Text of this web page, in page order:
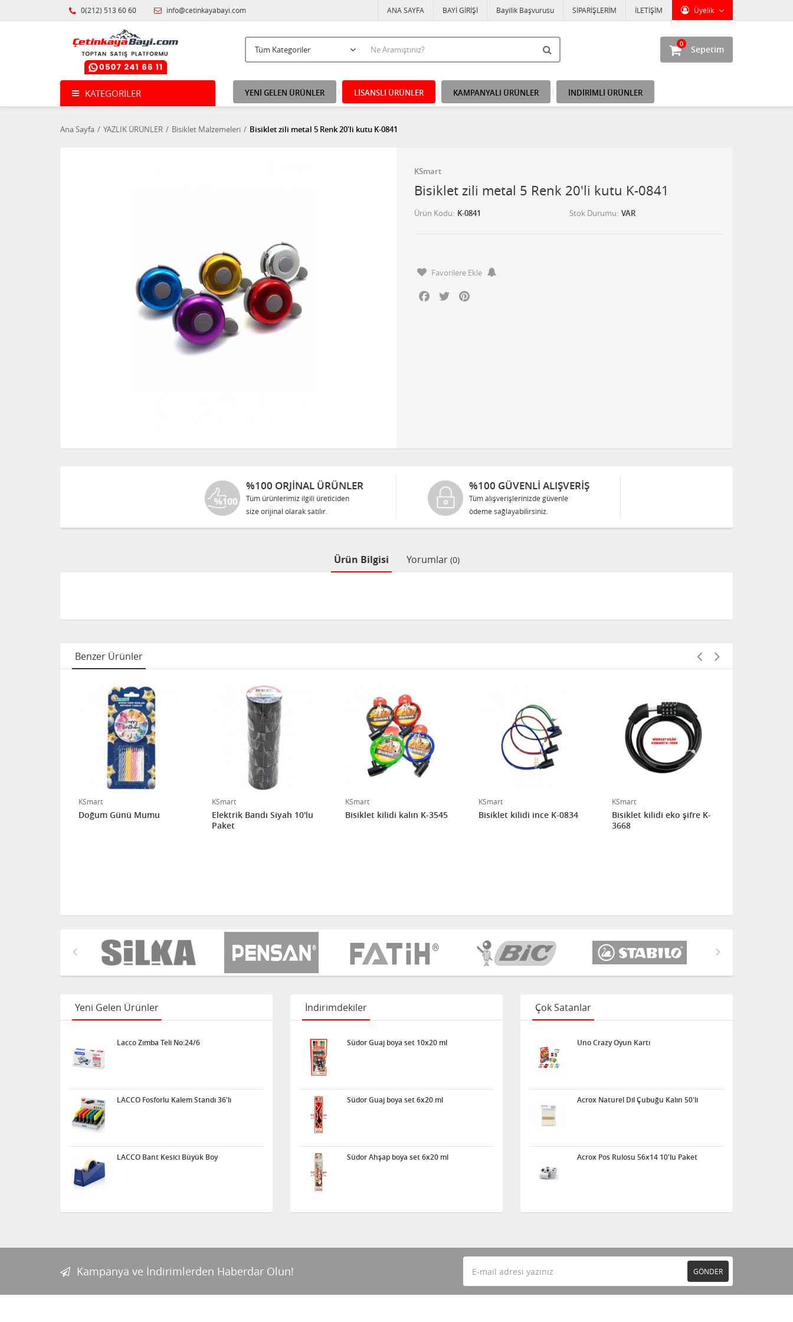
0(212) 513 60 60 info@cetinkayabayi.com Üyelik
ANA SAYFA BAYİ GİRİŞİ Bayilik Başvurusu SİPARİŞLERİM İLETİŞİM
Sepetim
0
KATEGORILER YENİ GELEN ÜRÜNLER LİSANSLI ÜRÜNLER KAMPANYALI ÜRÜNLER İNDİRİMLİ ÜRÜNLER
Ana Sayfa YAZLIK ÜRÜNLER Bisiklet Malzemeleri Bisiklet zili metal 5 Renk 20'li kutu K-0841
KSmart
Bisiklet zili metal 5 Renk 20'li kutu K-0841
Ürün Kodu K-0841 Stok Durumu VAR
Favorilere Ekle
Facebook
Twitter
%100 ORJINAL ÜRÜNLER
Tüm ürünlerimiz ilgili üreticiden
size orijinal olarak satılır.
%100 GÜVENLİ ALIŞVERİŞ
Tüm alışverişlerinizde güvenle
ödeme sağlayabilirsiniz.
Ürün Bilgisi Yorumlar (0)
Benzer Ürünler
KSmart
Doğum Günü Mumu
KSmart
Elektrik Bandı Siyah 10'lu
Paket
KSmart
Bisiklet kilidi kalın K-3545
KSmart
Bisiklet kilidi ince K-0834
KSmart
Bisiklet kilidi eko şifre K-
3668
Yeni Gelen Ürünler
Lacco Zımba Teli No:24/6
LACCO Fosforlu Kalem Standı 36'lı
LACCO Bant Kesici Büyük Boy
İndirimdekiler
Südor Guaj boya set 10x20 ml
Südor Guaj boya set 6x20 ml
Südor Ahşap boya set 6x20 ml
Çok Satanlar
Uno Crazy Oyun Kartı
Acrox Naturel Dil Çubuğu Kalın 50'li
Acrox Pos Rulosu 56x14 10'lu Paket
Kampanya ve İndirimlerden Haberdar Olun! GÖNDER